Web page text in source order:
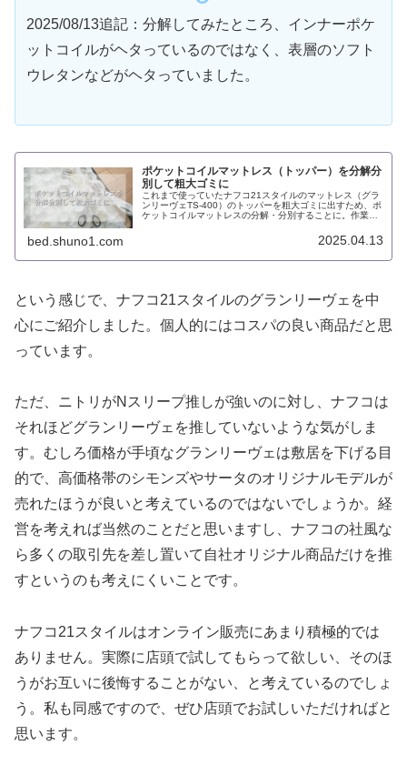
2025/08/13追記：分解してみたところ、インナーポケ
ットコイルがヘタっているのではなく、表層のソフト
ウレタンなどがヘタっていました。
ポケットコイルマットレス（トッパー）を分解分
別して粗大ゴミに
これまで使っていたナフコ21スタイルのマットレス（グラ
ンリーヴェTS-400）のトッパーを粗大ゴミに出すため、ポ
ケットコイルマットレスの分解・分別することに。作業の
bed.shuno1.com 2025.04.13
という感じで、ナフコ21スタイルのグランリーヴェを中
心にご紹介しました。個人的にはコスパの良い商品だと思
っています。
ただ、ニトリがNスリープ推しが強いのに対し、ナフコは
それほどグランリーヴェを推していないような気がしま
す。むしろ価格が手頃なグランリーヴェは敷居を下げる目
的で、高価格帯のシモンズやサータのオリジナルモデルが
売れたほうが良いと考えているのではないでしょうか。経
営を考えれば当然のことだと思いますし、ナフコの社風な
ら多くの取引先を差し置いて自社オリジナル商品だけを推
すというのも考えにくいことです。
ナフコ21スタイルはオンライン販売にあまり積極的では
ありません。実際に店頭で試してもらって欲しい、そのほ
うがお互いに後悔することがない、と考えているのでしょ
う。私も同感ですので、ぜひ店頭でお試しいただければと
思います。